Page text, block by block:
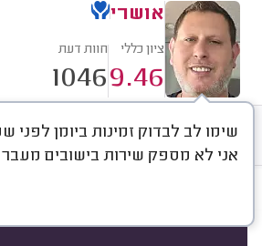
אושרי
ציון כללי
9.46
חוות דעת
1046
שימו לב לבדוק זמינות ביומן
אני לא מספק שירות בישובים מעבר
חוות דעת מחירים